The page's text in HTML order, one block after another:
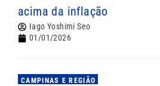
acima da inflação
Iago Yoshimi Seo
01/01/2026
CAMPINAS E REGIÃO